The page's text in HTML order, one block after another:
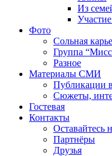
Из
Фото
Сольная
Группа
Разное
Материалы СМИ
Публикации
Сюжеты,
Гостевая
Контакты
Оставайтесь
Партнёры
Друзья